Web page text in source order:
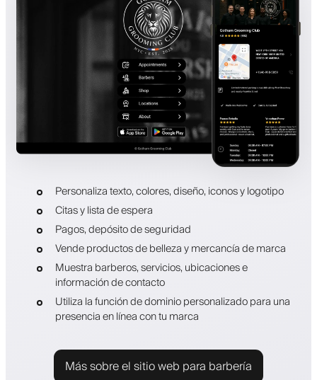
Personaliza texto, colores, diseño, iconos y logotipo
Citas y lista de espera
Pagos, depósito de seguridad
Vende productos de belleza y mercancía de marca
Muestra barberos, servicios, ubicaciones e
información de contacto
Utiliza la función de dominio personalizado para una
presencia en línea con tu marca
Más sobre el sitio web para barbería